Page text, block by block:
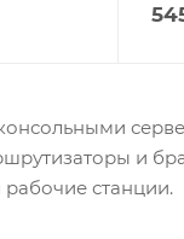
и
станции.